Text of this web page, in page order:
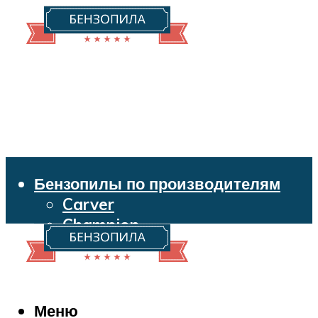
Бензопилы по производителям
Carver
Champion
Echo
Husqvarna
Makita
Меню